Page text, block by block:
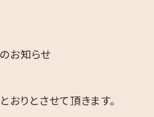
お知らせ
りとさせて頂きます。